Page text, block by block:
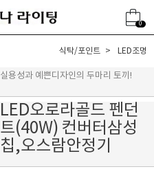
0
식탁/포인트 LED조명
실용성과 예쁜디자인의 두마리 토끼!
LED오로라골드 펜던
트(40W) 컨버터삼성
칩,오스람안정기